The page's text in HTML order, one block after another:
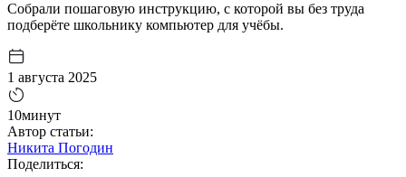
Собрали пошаговую инструкцию, с которой вы без труда
подберёте школьнику компьютер для учёбы.
1 августа 2025
10минут
Автор статьи:
Никита Погодин
Поделиться: